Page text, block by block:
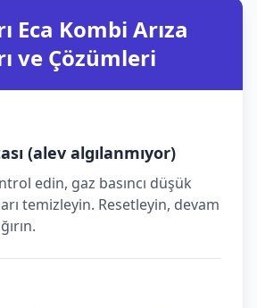
Eca Kombi Arıza
ve Çözümleri
(alev algılanmıyor)
edin, gaz basıncı düşük
temizleyin. Resetleyin, devam